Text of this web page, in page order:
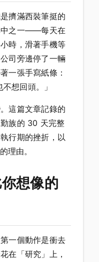
擠滿西裝筆挺的
中之一——每天在
時，滑著手機等
司旁邊停了一輛
一張手寫紙條：
想回頭。」
這篇文章記錄的
族的 30 天完整
行期的挫折，以
理由。
想像的
一個動作是衝去
在「研究」上，